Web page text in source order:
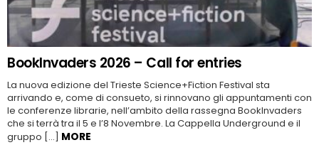
BookInvaders 2026 – Call for entries
La nuova edizione del Trieste Science+Fiction Festival sta
arrivando e, come di consueto, si rinnovano gli appuntamenti con
le conferenze librarie, nell’ambito della rassegna BookInvaders
che si terrà tra il 5 e l’8 Novembre. La Cappella Underground e il
gruppo […] MORE